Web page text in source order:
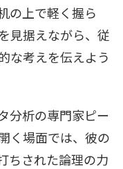
の上で軽く握ら
見据えながら、従
な考えを伝えよう
分析の専門家ピー
く場面では、彼の
ちされた論理の力